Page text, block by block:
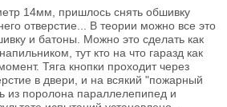
14мм, пришлось снять обшивку
отверстие... В теории можно все это
и батоны. Можно это сделать как
тут кто на что гаразд как
Тяга кнопки проходит через
в двери, и на всякий "пожарный
из поролона параллелепипед и